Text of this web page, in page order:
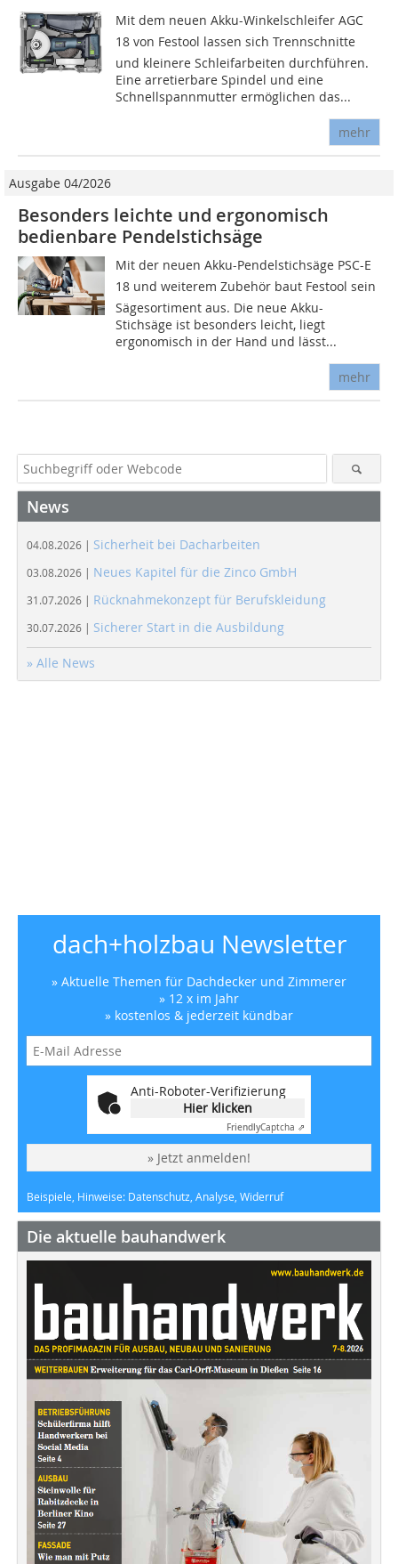
Mit dem neuen Akku-Winkelschleifer AGC
18 von Festool lassen sich Trennschnitte
und kleinere Schleifarbeiten durchführen.
Eine arretierbare Spindel und eine
Schnellspannmutter ermöglichen das...
mehr
Ausgabe 04/2026
Besonders leichte und ergonomisch
bedienbare Pendelstichsäge
Mit der neuen Akku-Pendelstichsäge PSC-E
18 und weiterem Zubehör baut Festool sein
Sägesortiment aus. Die neue Akku-
Stichsäge ist besonders leicht, liegt
ergonomisch in der Hand und lässt...
mehr
News
04.08.2026 | Sicherheit bei Dacharbeiten
03.08.2026 | Neues Kapitel für die Zinco GmbH
31.07.2026 | Rücknahmekonzept für Berufskleidung
30.07.2026 | Sicherer Start in die Ausbildung
» Alle News
dach+holzbau Newsletter
» Aktuelle Themen für Dachdecker und Zimmerer
» 12 x im Jahr
» kostenlos & jederzeit kündbar
Anti-Roboter-Verifizierung
Hier klicken
FriendlyCaptcha ⇗
» Jetzt anmelden!
Beispiele, Hinweise: Datenschutz, Analyse, Widerruf
Die aktuelle bauhandwerk